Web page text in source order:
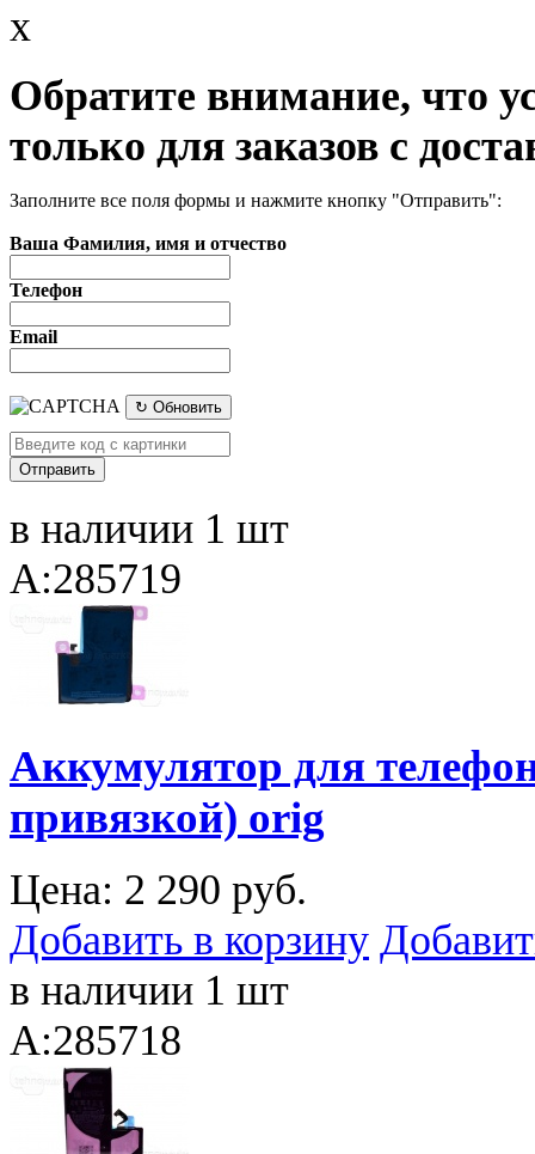
x
Обратите внимание, что
только для заказов с
Заполните все поля формы и нажмите кнопку "Отправить":
Ваша Фамилия, имя и отчество
Телефон
Email
↻ Обновить
в наличии 1 шт
A:285719
Аккумулятор для
привязкой) orig
Цена: 2 290 руб.
Добавить в корзину
в наличии 1 шт
A:285718